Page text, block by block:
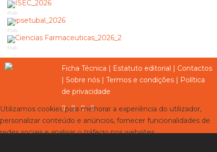
Pub
Pub
Pub
Ficha Técnica | Estatuto editorial | Contactos
| Sobre nós | Termos e condições | Política
de privacidade
Utilizamos cookies para melhorar a experiência do utilizador,
personalizar conteúdo e anúncios, fornecer funcionalidades de
redes sociais e analisar o tráfego nos websites.